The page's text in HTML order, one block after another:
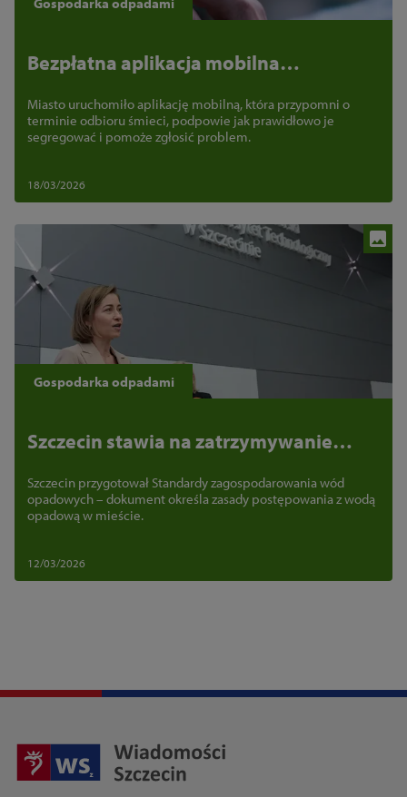
Bezpłatna aplikacja mobilna
Twoim telefonie
Miasto uruchomiło aplikację mobilną, która przypomni o
terminie odbioru śmieci, podpowie jak prawidłowo je
segregować i pomoże zgłosić problem.
18/03/2026
Gospodarka odpadami
Szczecin stawia na zatrzymywanie
Szczecin przygotował Standardy zagospodarowania wód
opadowych – dokument określa zasady postępowania z wodą
opadową w mieście.
12/03/2026